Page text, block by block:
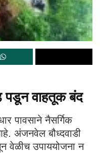
पडून वाहतूक बंद
पावसाने नैसर्गिक
अंजनवेल बौध्दवाडी
वेळीच उपाययोजना न